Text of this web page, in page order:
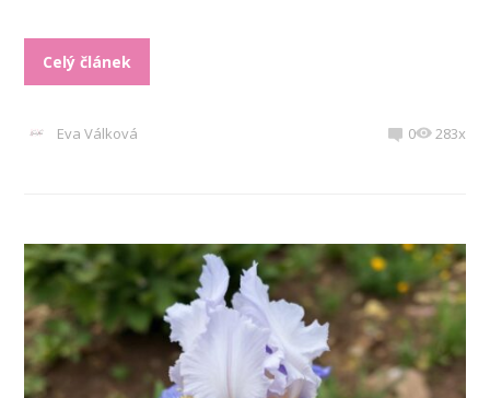
Celý článek
Eva Válková 0 283x